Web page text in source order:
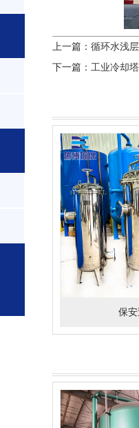
上一篇：循环水浅
下一篇：工业冷却
保